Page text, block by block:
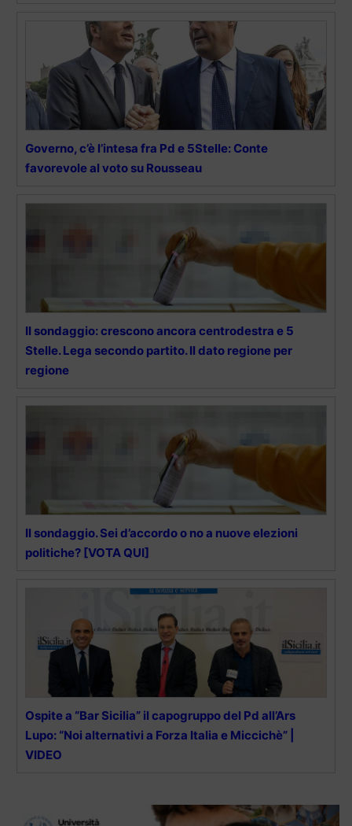
Governo, c’è l’intesa fra Pd e 5Stelle: Conte
favorevole al voto su Rousseau
Il sondaggio: crescono ancora centrodestra e 5
Stelle. Lega secondo partito. Il dato regione per
regione
Il sondaggio. Sei d’accordo o no a nuove elezioni
politiche? [VOTA QUI]
Ospite a “Bar Sicilia” il capogruppo del Pd all’Ars
Lupo: “Noi alternativi a Forza Italia e Miccichè” |
VIDEO